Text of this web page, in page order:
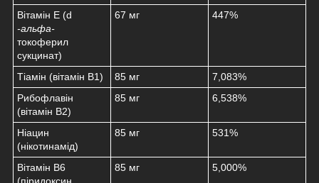
Вітамін E (d
-альфа-
токоферил
сукцинат)
67 мг 447%
Тіамін (вітамін B1) 85 мг
7,083%
Рибофлавін
(вітамін B2)
85 мг 6,538%
Ніацин
(нікотинамід)
85 мг 531%
Вітамін B6
(піридоксин
85 мг 5,000%